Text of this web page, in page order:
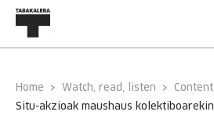
Home Watch, read, listen
Content
situ-akzioak maushaus kolektiboarekin